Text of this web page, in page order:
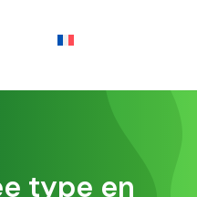
type en